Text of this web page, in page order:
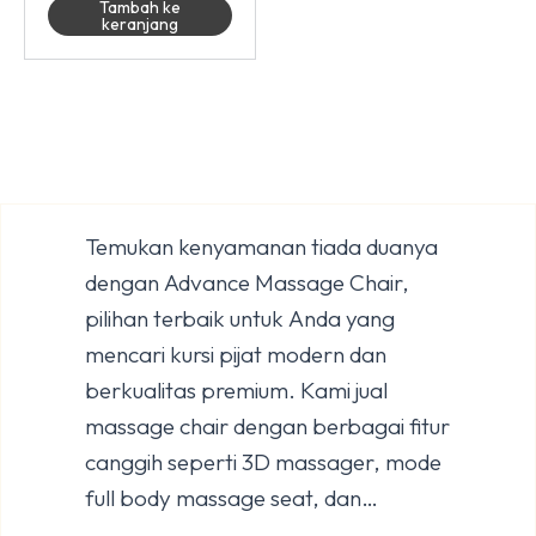
Tambah ke
keranjang
Temukan kenyamanan tiada duanya
dengan Advance Massage Chair,
pilihan terbaik untuk Anda yang
mencari kursi pijat modern dan
berkualitas premium. Kami jual
massage chair dengan berbagai fitur
canggih seperti 3D massager, mode
full body massage seat, dan